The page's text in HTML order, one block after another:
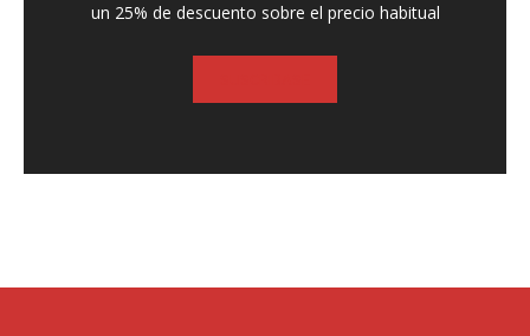
un 25% de descuento sobre el precio habitual